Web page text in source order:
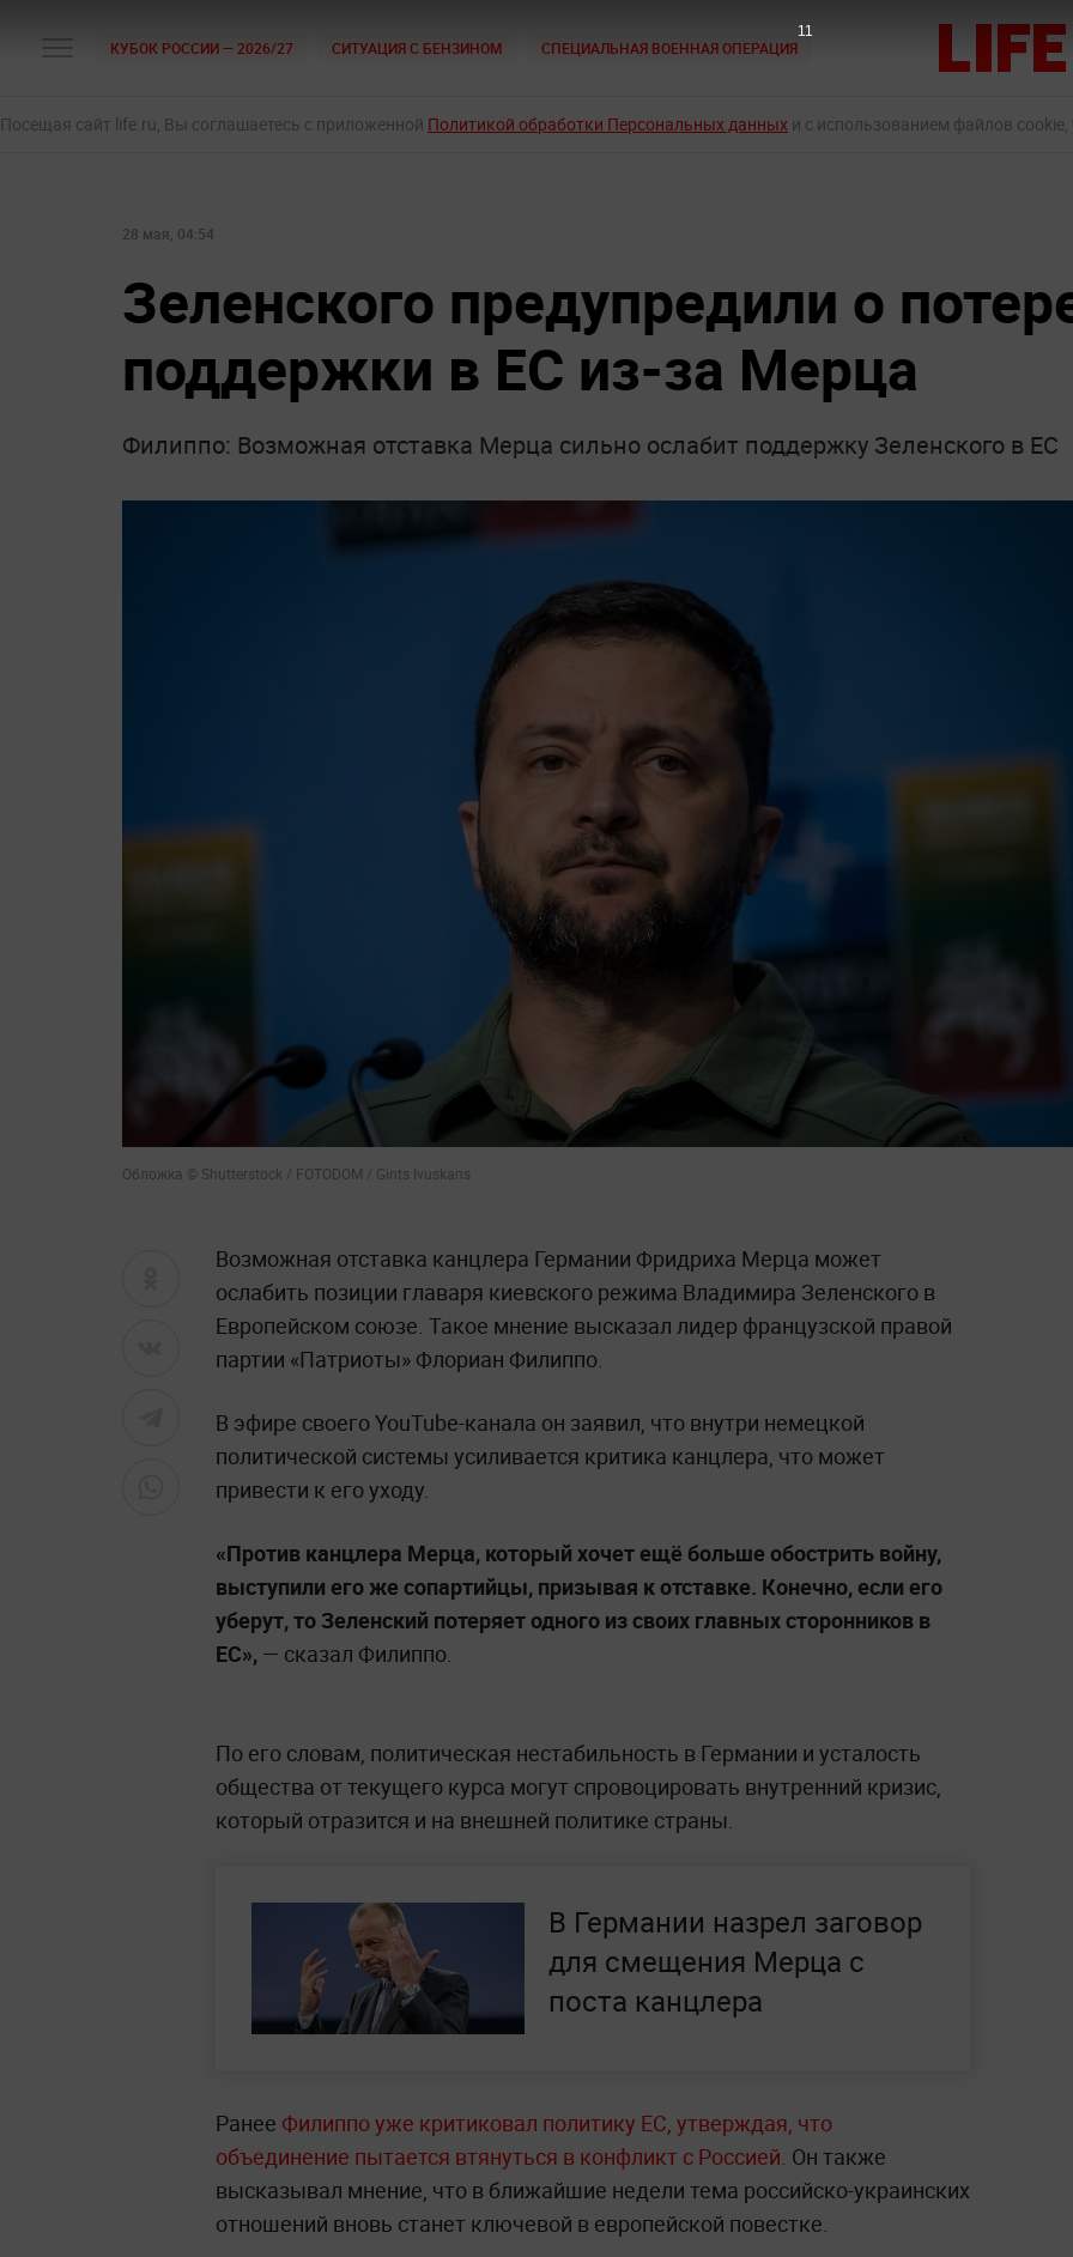
КУБОК РОССИИ — 2026/27 СИТУАЦИЯ С БЕНЗИНОМ СПЕЦИАЛЬНАЯ ВОЕННАЯ ОПЕРАЦИЯ
Посещая сайт life.ru, Вы соглашаетесь с приложенной Политикой обработки Персональных данных и с использованием файлов
28 мая, 04:54
Зеленского предупредили о
поддержки в ЕС из-за Мерца
Филиппо: Возможная отставка Мерца сильно ослабит поддержку Зеленского в ЕС
Обложка © Shutterstock / FOTODOM / Gints Ivuskans
Возможная отставка канцлера Германии Фридриха Мерца может
ослабить позиции главаря киевского режима Владимира Зеленского в
Европейском союзе. Такое мнение высказал лидер французской правой
партии «Патриоты» Флориан Филиппо.
В эфире своего YouTube-канала он заявил, что внутри немецкой
политической системы усиливается критика канцлера, что может
привести к его уходу.
«Против канцлера Мерца, который хочет ещё больше обострить войну,
выступили его же сопартийцы, призывая к отставке. Конечно, если его
уберут, то Зеленский потеряет одного из своих главных сторонников в
ЕС», — сказал Филиппо.
По его словам, политическая нестабильность в Германии и усталость
общества от текущего курса могут спровоцировать внутренний кризис,
который отразится и на внешней политике страны.
В Германии назрел заговор
для смещения Мерца с
поста канцлера
Ранее Филиппо уже критиковал политику ЕС, утверждая, что
объединение пытается втянуться в конфликт с Россией. Он также
высказывал мнение, что в ближайшие недели тема российско-украинских
отношений вновь станет ключевой в европейской повестке.
9